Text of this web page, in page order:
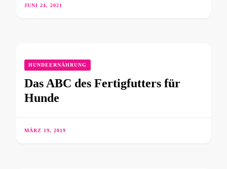
JUNI 24, 2021
HUNDEERNÄHRUNG
Das ABC des Fertigfutters für
Hunde
MÄRZ 19, 2019